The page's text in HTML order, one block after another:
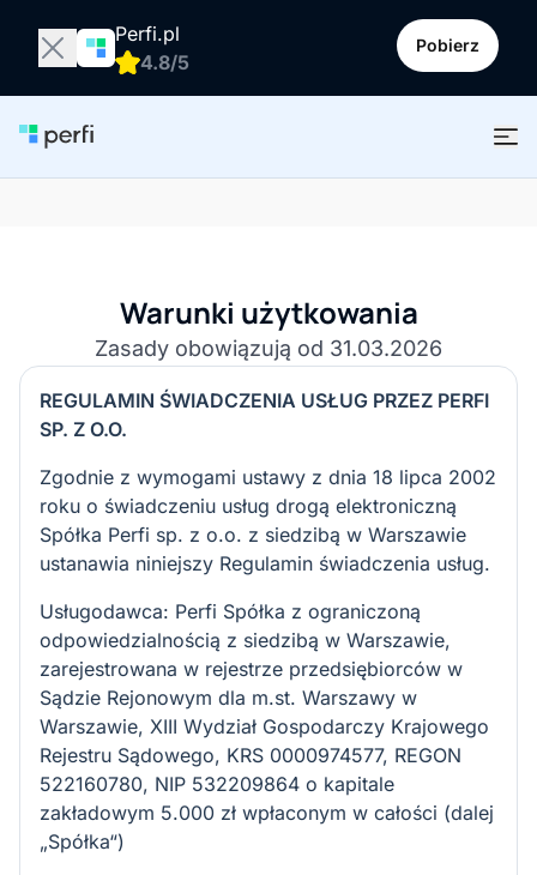
Perfi.pl
4.8/5
Pobierz
Warunki użytkowania
Zasady obowiązują od 31.03.2026
REGULAMIN ŚWIADCZENIA USŁUG PRZEZ PERFI
SP. Z O.O.
Zgodnie z wymogami ustawy z dnia 18 lipca 2002
roku o świadczeniu usług drogą elektroniczną
Spółka Perfi sp. z o.o. z siedzibą w Warszawie
ustanawia niniejszy Regulamin świadczenia usług.
Usługodawca: Perfi Spółka z ograniczoną
odpowiedzialnością z siedzibą w Warszawie,
zarejestrowana w rejestrze przedsiębiorców w
Sądzie Rejonowym dla m.st. Warszawy w
Warszawie, XIII Wydział Gospodarczy Krajowego
Rejestru Sądowego, KRS 0000974577, REGON
522160780, NIP 532209864 o kapitale
zakładowym 5.000 zł wpłaconym w całości (dalej
„Spółka“)